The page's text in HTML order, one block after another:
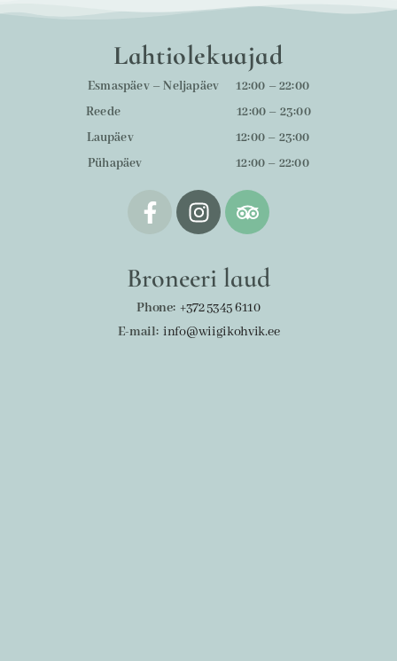
Lahtiolekuajad
Esmaspäev – Neljapäev 12:00 – 22:00
Reede 12:00 – 23:00
Laupäev 12:00 – 23:00
Pühapäev 12:00 – 22:00
Broneeri laud
Phone: +3725345 6110
E-mail: info@wiigikohvik.ee